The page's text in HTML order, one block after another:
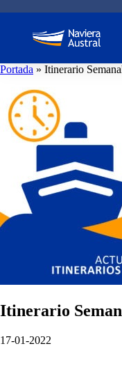
Portada » Itinerario
Itinerario
17-01-2022